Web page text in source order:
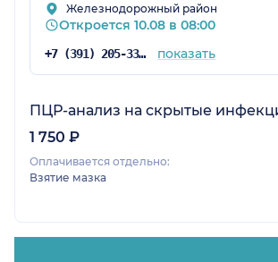
Железнодорожный район
Откроется 10.08 в 08:00
+7 (391) 205-33-33 показать
ПЦР-анализ на скрытые
1 750 ₽
Оплачивается отдельно:
Взятие мазка